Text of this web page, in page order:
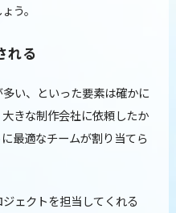
う。
れる
い、といった要素は確かに
きな制作会社に依頼したか
最適なチームが割り当てら
ェクトを担当してくれる